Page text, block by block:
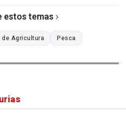
estos temas
Agricultura Pesca